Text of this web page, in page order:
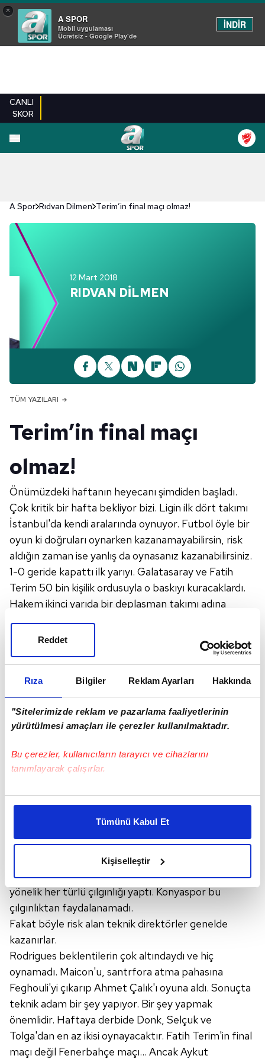
Rıza Bilgiler Reklam Ayarları Hakkında
"Sitelerimizde reklam ve pazarlama faaliyetlerinin
yürütülmesi amaçları ile çerezler kullanılmaktadır.
Bu çerezler, kullanıcıların tarayıcı ve cihazlarını
tanımlayarak çalışırlar.
Bu çerezlere izin vermeniz halinde sizlere özel
daha iyi reklam deneyimi yaşatabiliriz. Bunu yaparken
amacımızın size daha iyi bir reklam deneyimi sunmak
elimizden gelen çabayı gösterdiğimizi ve bu noktada,
kalemimiz olduğunu sizlere hatırlatmak isteriz.
Her halükârda, kullanıcılar, bu çerezlere izin vermedikleri
takdirde, kullanıcılara hedefli reklamlar
gösterilmeyecektir."
Sizlere daha iyi bir hizmet sunabilmek için İnternet
Sitemizde kendimize ve üçüncü kişilere ait çerezler
kullanılmaktadır. Bu çerezler vasıtasıyla çeşitli kişisel
verileriniz işlenmekte olup gerekli olan çerezler bilgi
toplumu hizmetlerinin sunulması amacıyla
kullanılmaktadır. Diğer çerezler, sitemizin daha işlevsel
Tümünü Kabul Et
Kişiselleştir
Reddet
×
A SPOR
Mobil uygulaması
Ücretsiz - Google Play'de
İNDİR
CANLI
SKOR
A Spor Rıdvan Dilmen Terim’in final maçı olmaz!
12 Mart 2018
RIDVAN DİLMEN
TÜM YAZILARI
Terim’in final maçı
olmaz!
Önümüzdeki haftanın heyecanı şimdiden başladı.
Çok kritik bir hafta bekliyor bizi. Ligin ilk dört takımı
İstanbul'da kendi aralarında oynuyor. Futbol öyle bir
oyun ki doğruları oynarken kazanamayabilirsin, risk
aldığın zaman ise yanlış da oynasanız kazanabilirsiniz.
1-0 geride kapattı ilk yarıyı. Galatasaray ve Fatih
Terim 50 bin kişilik ordusuyla o baskıyı kuracaklardı.
Hakem ikinci yarıda bir deplasman takımı adına
Konya'yı ezdirmedi. Futbol öyle bir oyun ki bir teknik
direktör gelir bir takımı ayağa kaldırır. Sergen
Yalçın'ın kişiliği, o rahatlık ve özgüveni sayesinde
takımını rahatlatır. Bunu sahada gördük.. Ancak yeni
geldi ve takımını yeni tanıyor. İkinci yarıda yaptığı
değişiklikler Konya adına işe yaramadı.
İki değişiklik yaptı Fatih Terim... Linnes'i "Artık ben
sülale boyu hücum yapacağım.
En azından arkada Fofana'ya karşı bir tane çabuk
oyuncu olsun" düşüncesiyle 2. yarıda oyuna aldı.
oynadı.
kar dayanmaz" derken, Gomis'le 1-1'i buldu sarı-
kırmızılı takım... Maicon'u da aldı gönderdi santrfora
Hamleler yanlış hamle değil, fakat kazanmaya
yönelik her türlü çılgınlığı yaptı. Konyaspor bu
çılgınlıktan faydalanamadı.
Fakat böyle risk alan teknik direktörler genelde
kazanırlar.
Rodrigues beklentilerin çok altındaydı ve hiç
oynamadı. Maicon'u, santrfora atma pahasına
Feghouli'yi çıkarıp Ahmet Çalık'ı oyuna aldı. Sonuçta
teknik adam bir şey yapıyor. Bir şey yapmak
önemlidir. Haftaya derbide Donk, Selçuk ve
Tolga'dan en az ikisi oynayacaktır. Fatih Terim'in final
maçı değil Fenerbahçe maçı... Ancak Aykut